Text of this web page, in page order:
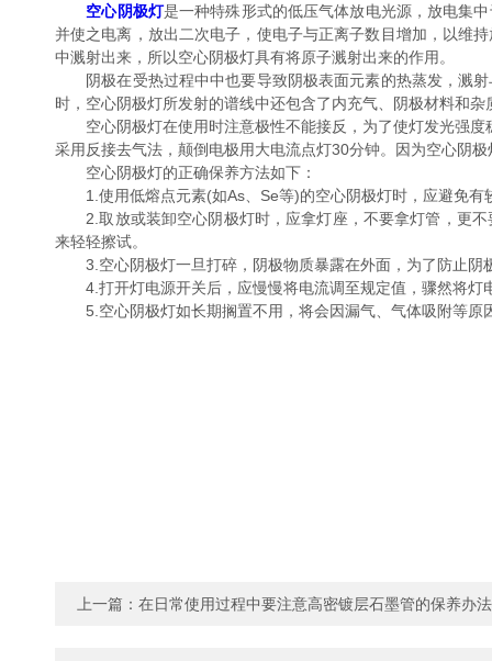
空心阴极灯是一种特殊形式的低压气体放电光源，放电集
并使之电离，放出二次电子，使电子与正离子数目增加，以维
中溅射出来，所以空心阴极灯具有将原子溅射出来的作用。
阴极在受热过程中中也要导致阴极表面元素的热蒸发，溅射
时，空心阴极灯所发射的谱线中还包含了内充气、阴极材料和杂
空心阴极灯在使用时注意极性不能接反，为了使灯发光强度
采用反接去气法，颠倒电极用大电流点灯30分钟。因为空心阴
空心阴极灯的正确保养方法如下：
1.使用低熔点元素(如As、Se等)的空心阴极灯时，应避免有
2.取放或装卸空心阴极灯时，应拿灯座，不要拿灯管，更不
来轻轻擦试。
3.空心阴极灯一旦打碎，阴极物质暴露在外面，为了防止阴
4.打开灯电源开关后，应慢慢将电流调至规定值，骤然将灯
5.空心阴极灯如长期搁置不用，将会因漏气、气体吸附等原
上一篇： 在日常使用过程中要注意高密镀层石墨管的保养办法